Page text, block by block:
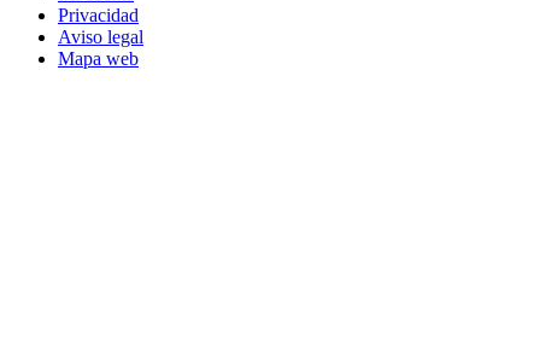
Privacidad
Aviso legal
Mapa web